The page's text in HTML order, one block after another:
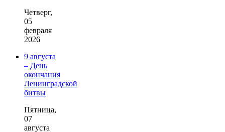
Четверг,
05
февраля
2026
9 августа
– День
окончания
Ленинградской
битвы
Пятница,
07
августа